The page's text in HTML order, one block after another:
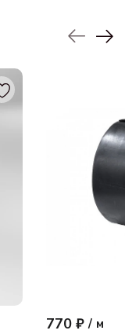
770 ₽ / м